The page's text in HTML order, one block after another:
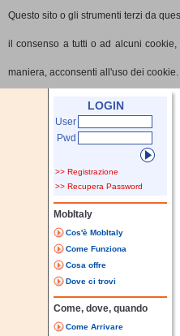
Questo sito o gli strumenti terzi da
il consenso a tutti o ad alcuni
maniera, acconsenti all'uso dei cookie.
LOGIN
User
Pwd
>> Registrazione
>> Recupera Password
MobItaly
Cos'è MobItaly
Come Funziona
Cosa offre
Dove ci trovi
Come, dove, quando
Come Arrivare